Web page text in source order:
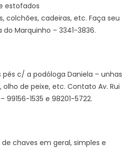
estofados
colchões, cadeiras, etc. Faça seu
Marquinho – 3341-3836.
pés c/ a podóloga Daniela – unhas
de peixe, etc. Contato Av. Rui
99156-1535 e 98201-5722.
chaves em geral, simples e